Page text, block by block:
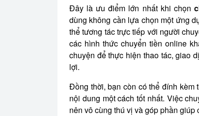
Đây là ưu điểm lớn nhất khi chọn
dùng không cần lựa chọn một ứng
thể tương tác trực tiếp với người
các hình thức chuyển tiền online
chuyện để thực hiện thao tác, giao
lợi.
Đồng thời, bạn còn có thể đính kèm
nội dung một cách tốt nhất. Việc
nên vô cùng thú vị và góp phần